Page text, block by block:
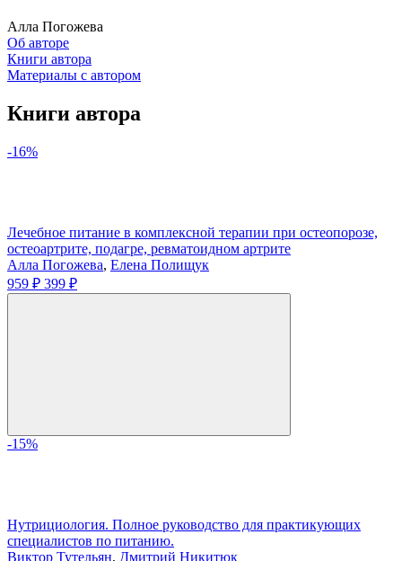
Алла Погожева
Об авторе
Книги автора
Материалы с автором
Книги автора
-16%
Лечебное питание в комплексной терапии при остеопорозе,
остеоартрите, подагре, ревматоидном артрите
Алла Погожева, Елена Полищук
959 ₽ 399 ₽
-15%
Нутрициология. Полное руководство для практикующих
специалистов по питанию.
Виктор Тутельян, Дмитрий Никитюк